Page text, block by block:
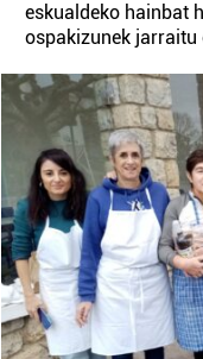
eskualdeko hainbat
ospakizunek jarraitu